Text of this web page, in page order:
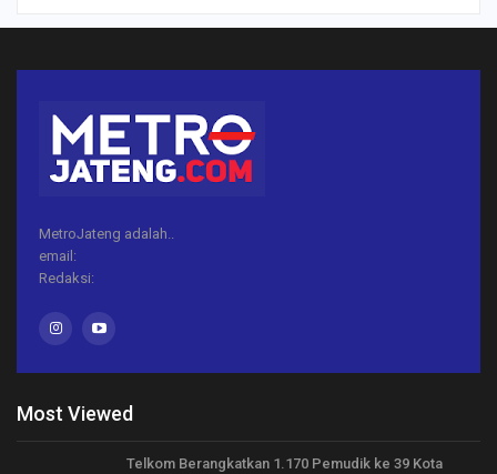
MetroJateng adalah..
email:
Redaksi:
Most Viewed
Telkom Berangkatkan 1.170 Pemudik ke 39 Kota